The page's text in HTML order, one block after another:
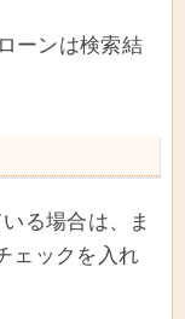
ーンは検索結
る場合は、ま
ェックを入れ